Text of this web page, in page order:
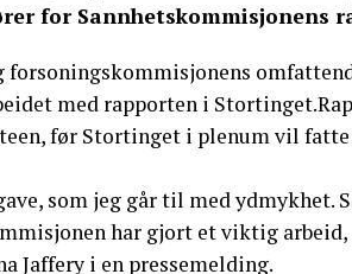
for Sannhetskommisjonens
forsoningskommisjonens
med rapporten i
før Stortinget i plenum vil
som jeg går til med
har gjort et viktig arbeid,
Jaffery i en pressemelding.